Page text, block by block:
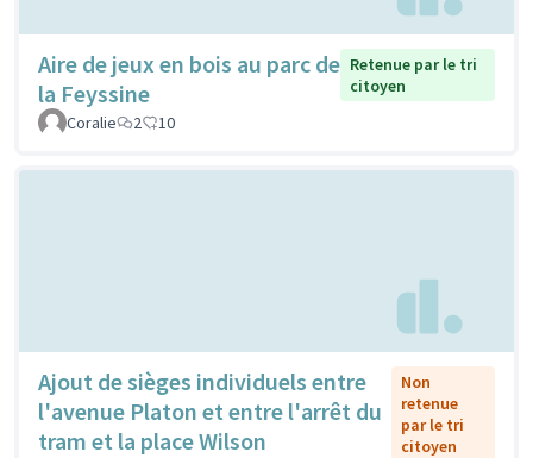
Aire de jeux en bois au parc de
la Feyssine
Retenue par le tri
citoyen
Coralie
2 10
Ajout de sièges individuels entre
l'avenue Platon et entre l'arrêt du
tram et la place Wilson
Non
retenue
par le tri
citoyen